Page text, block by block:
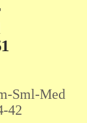
Sml-Med
42